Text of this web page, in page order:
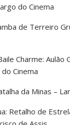
do Cinema
de Terreiro
Charme: Aulão
Cinema
da Minas –
Retalho de